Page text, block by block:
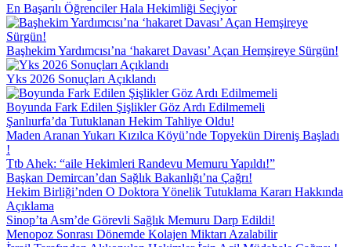
En Başarılı Öğrenciler Hala Hekimliği Seçiyor
Başhekim Yardımcısı’na ‘hakaret Davası’ Açan Hemşireye Sürgün!
Yks 2026 Sonuçları Açıklandı
Boyunda Fark Edilen Şişlikler Göz Ardı Edilmemeli
Şanlıurfa’da Tutuklanan Hekim Tahliye Oldu!
Maden Aranan Yukarı Kızılca Köyü’nde Topyekün Direniş Başladı
!
Ttb Ahek: “aile Hekimleri Randevu Memuru Yapıldı!”
Başkan Demircan’dan Sağlık Bakanlığı’na Çağrı!
Hekim Birliği’nden O Doktora Yönelik Tutuklama Kararı Hakkında
Açıklama
Sinop’ta Asm’de Görevli Sağlık Memuru Darp Edildi!
Menopoz Sonrası Dönemde Kolajen Miktarı Azalabilir